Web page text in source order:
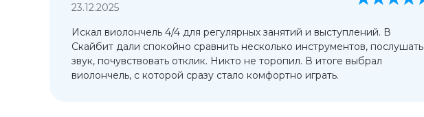
23.12.2025
Искал виолончель 4/4 для регулярных занятий и выступлений. В
Скайбит дали спокойно сравнить несколько инструментов, послушать
звук, почувствовать отклик. Никто не торопил. В итоге выбрал
виолончель, с которой сразу стало комфортно играть.